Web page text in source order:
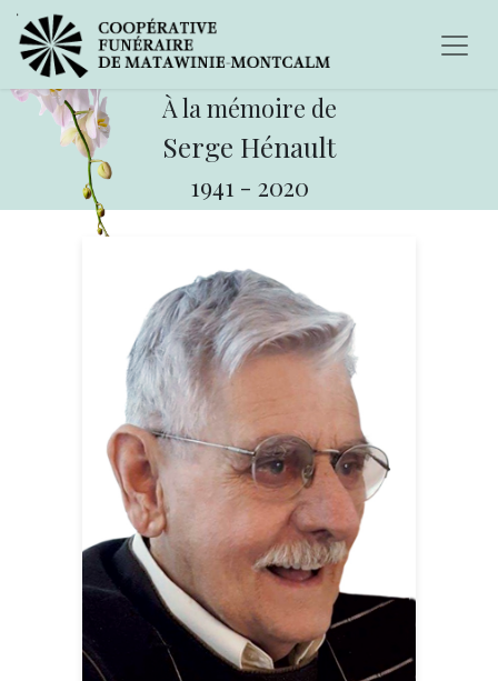
À la mémoire de
Serge Hénault
1941 - 2020